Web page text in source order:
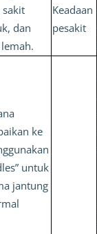
sakit
dan
Keadaan
pesakit
ke
untuk
jantung